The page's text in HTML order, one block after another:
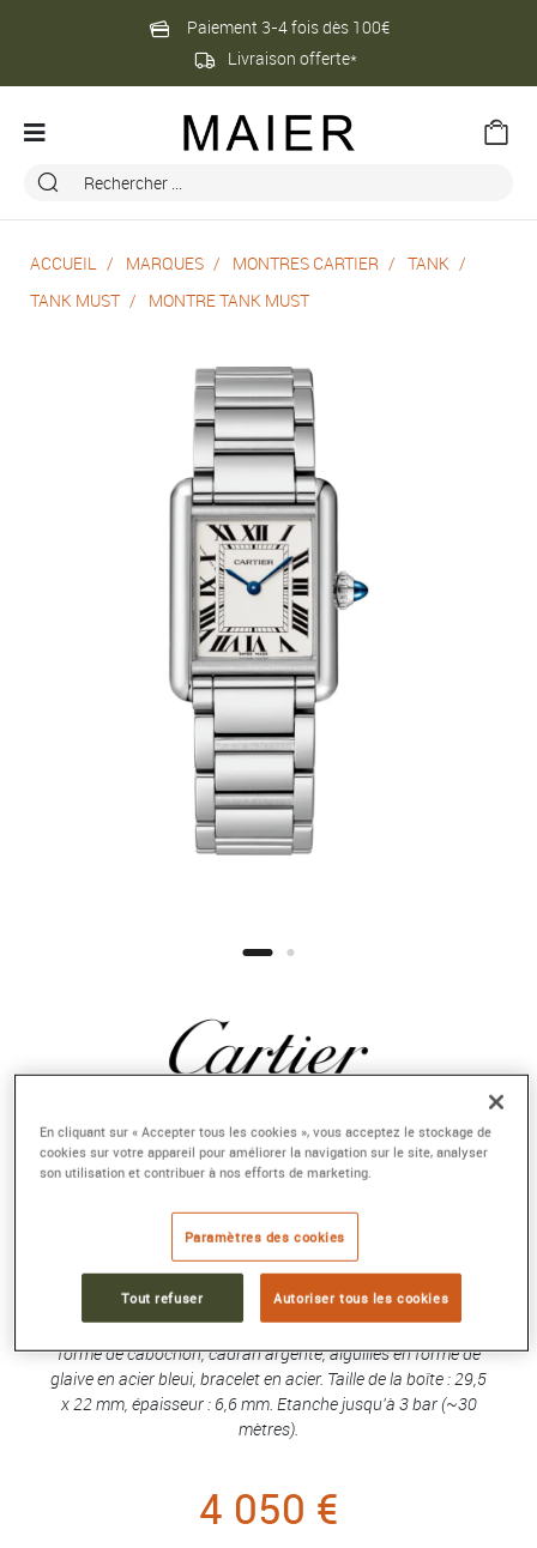
Paiement 3-4 fois dès 100€
Livraison offerte*
ACCUEIL MARQUES MONTRES CARTIER
TANK
TANK MUST
MONTRE TANK MUST
MONTRE TANK MUST
Référence :WSTA0051
Collection :Tank Must
Montre Tank Must, petit modèle, mouvement à quartz. Boîte
en acier, couronne perlée ornée d'un spinelle de synthèse en
forme de cabochon, cadran argenté, aiguilles en forme de
glaive en acier bleui, bracelet en acier. Taille de la boîte : 29,5
x 22 mm, épaisseur : 6,6 mm. Etanche jusqu'à 3 bar (~30
mètres).
4 050 €
En cliquant sur « Accepter tous les cookies », vous acceptez le stockage de
cookies sur votre appareil pour améliorer la navigation sur le site, analyser
son utilisation et contribuer à nos efforts de marketing.
Paramètres des cookies
Tout refuser Autoriser tous les cookies